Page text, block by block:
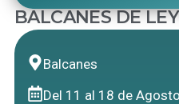
BALCANES DE
Balcanes
Del 11 al 18 de